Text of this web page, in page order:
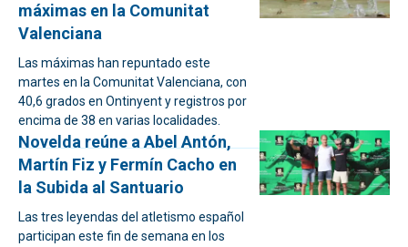
máximas en la Comunitat
Valenciana
Las máximas han repuntado este
martes en la Comunitat Valenciana, con
40,6 grados en Ontinyent y registros por
encima de 38 en varias localidades.
Novelda reúne a Abel Antón,
Martín Fiz y Fermín Cacho en
la Subida al Santuario
Las tres leyendas del atletismo español
participan este fin de semana en los